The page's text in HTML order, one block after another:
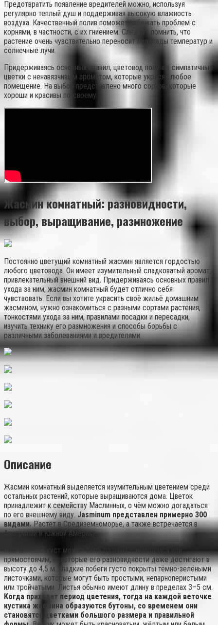
Предотвратить появление вредителей можно, используя
регулярно теплый душ и поддерживая высокую влажность
воздуха. Качественный полив поможет избежать проблем с
корнями, в частности, с их гниением. Следует помнить, что
растение очень чувствительно переносит перепады температур и
солнечные лучи.
Придерживаясь основных правил, цветовод получит симпатичные
цветки с ненавязчивым ароматом, которые украсят любое
помещение. На выбор представлено много сортов, которые
хороши и красивы по-своему.
Жасмин комнатный: разновидности,
выбор, выращивание, размножение
Постоянно цветущий комнатный жасмин является гордостью
любого цветовода. Он имеет изумительный сладковатый аромат,
привлекательный внешний вид. Придерживаясь основных правил
ухода за ним, жасмин комнатный будет отлично себя
чувствовать. Если вы хотите украсить своё жильё домашним
жасмином, нужно ознакомиться с разными сортами растения,
тонкостями ухода за ним, правилами посадки и пересадки,
изучить технику его размножения и способы борьбы с
различными заболеваниями и вредителями.
Описание
Жасмин комнатный выделяется изумительным цветением среди
остальных растений, которые выращиваются дома. Цветок
принадлежит к семейству Маслинных, о чём можно догадаться
по его внешнему виду.Jasminum представлен примерно 300
видами.Растёт в Средиземноморье, а также встречается в
Австралии и Южной Америке.
Жасминовый куст может быть разным – вьющимся или
прямостоячим, некоторые его разновидности даже достигают в
высоту до 4,5 м. Гладкие побеги густо покрыты тёмно-зелёными
листочками, которые могут быть простыми, непарноперистыми
или тройчатыми. Листья обычно имеют длину в пределах 3–5 см.
Когда приходит период цветения, тогда на каждой веточке
кустика жасмина образуются бутоны, со временем они
становятся цветками большого размера и правильной